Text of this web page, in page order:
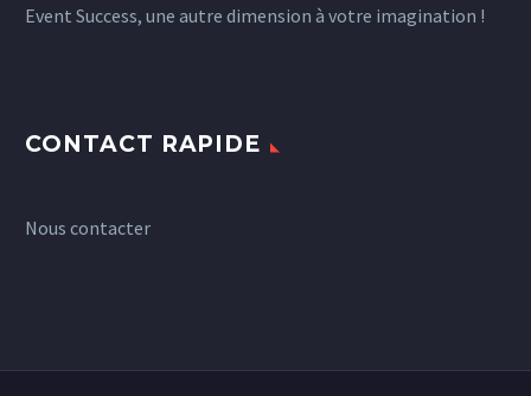
Event Success, une autre dimension à votre imagination !
CONTACT RAPIDE
Nous contacter